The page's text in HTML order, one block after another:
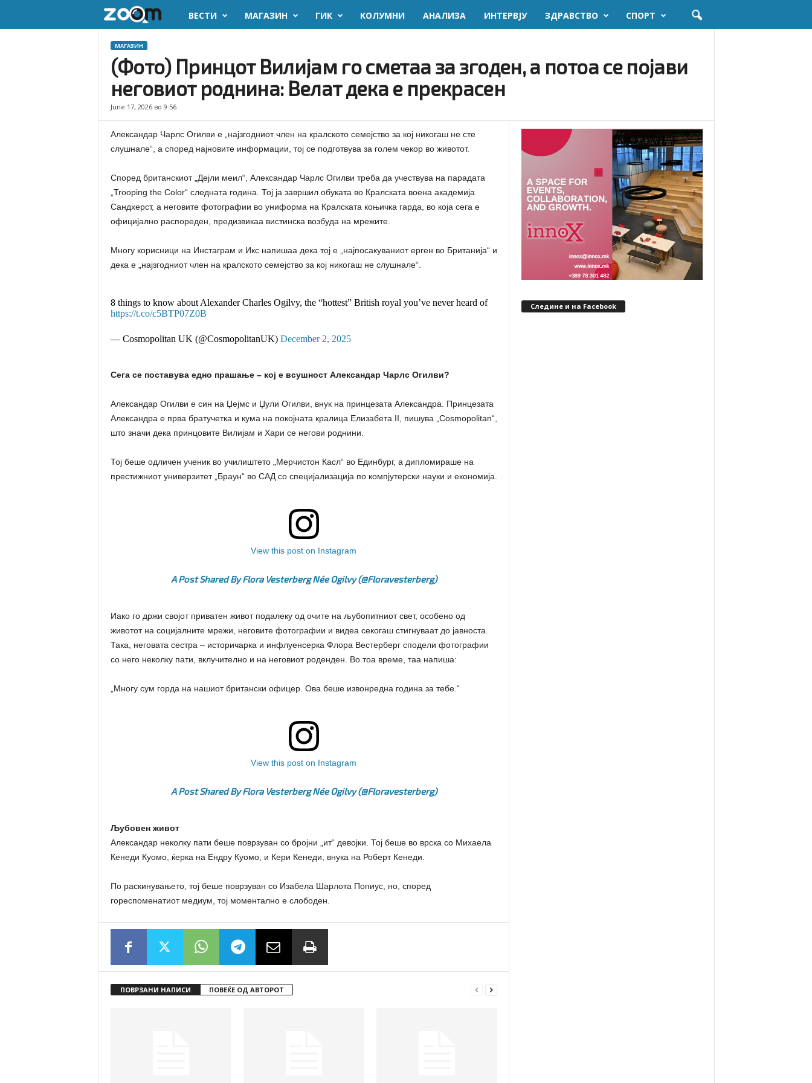
m
.
m
k
ВЕСТИ МАГАЗИН ГИК KОЛУМНИ AНАЛИЗА ИНТЕРВЈУ ЗДРАВСТВО СПОРТ
МАГАЗИН
(Фото) Принцот Вилијам го сметаа за згоден, а потоа се појави
неговиот роднина: Велат дека е прекрасен
June 17, 2026 во 9:56
Александар Чарлс Огилви е „најзгодниот член на кралското семејство за кој никогаш не сте
слушнале“, а според најновите информации, тој се подготвува за голем чекор во животот.
Според британскиот „Дејли меил“, Александар Чарлс Огилви треба да учествува на парадата
„Trooping the Color“ следната година. Тој ја завршил обуката во Кралската воена академија
Сандхерст, а неговите фотографии во униформа на Кралската коњичка гарда, во која сега е
официјално распореден, предизвикаа вистинска возбуда на мрежите.
Многу корисници на Инстаграм и Икс напишаа дека тој е „најпосакуваниот ерген во Британија“ и
дека е „најзгодниот член на кралското семејство за кој никогаш не слушнале“.
8 things to know about Alexander Charles Ogilvy, the “hottest” British royal you’ve never heard of
https://t.co/c5BTP07Z0B
— Cosmopolitan UK (@CosmopolitanUK) December 2, 2025
Сега се поставува едно прашање – кој е всушност Александар Чарлс Огилви?
Александар Огилви е син на Џејмс и Џули Огилви, внук на принцезата Александра. Принцезата
Александра е прва братучетка и кума на покојната кралица Елизабета II, пишува „Cosmopolitan“,
што значи дека принцовите Вилијам и Хари се негови роднини.
Тој беше одличен ученик во училиштето „Мерчистон Касл“ во Единбург, а дипломираше на
престижниот универзитет „Браун“ во САД со специјализација по компјутерски науки и економија.
View this post on Instagram
A Post Shared By Flora Vesterberg Née Ogilvy (@floravesterberg)
Иако го држи својот приватен живот подалеку од очите на љубопитниот свет, особено од
животот на социјалните мрежи, неговите фотографии и видеа секогаш стигнуваат до јавноста.
Така, неговата сестра – историчарка и инфлуенсерка Флора Вестерберг сподели фотографии
со него неколку пати, вклучително и на неговиот роденден. Во тоа време, таа напиша:
„Многу сум горда на нашиот британски офицер. Ова беше извонредна година за тебе.“
View this post on Instagram
A Post Shared By Flora Vesterberg Née Ogilvy (@floravesterberg)
Љубовен живот
Александар неколку пати беше поврзуван со бројни „ит“ девојки. Тој беше во врска со Михаела
Кенеди Куомо, ќерка на Ендру Куомо, и Кери Кенеди, внука на Роберт Кенеди.
По раскинувањето, тој беше поврзуван со Изабела Шарлота Попиус, но, според
гореспоменатиот медиум, тој моментално е слободен.
ПОВРЗАНИ НАПИСИ ПОВЕЌЕ ОД АВТОРОТ
Следине и на Facebook